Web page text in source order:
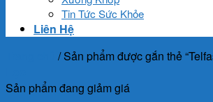
Tin Tức Sức Khỏe
Liên Hệ
/Sản phẩm được gắn thẻ
Sản phẩm đang giảm giá